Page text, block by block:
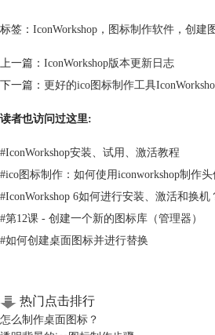
标签： IconWorkshop ， 图标制作软件 ， 创建
上一篇： IconWorkshop版本更新日志
下一篇： 更好的ico图标制作工具
读者也访问过这里:
#IconWorkshop安装、试用、激活教程
#ico图标制作：如何使用iconworkshop制作
#IconWorkshop 6如何进行安装、激活和换机
#第12课 - 创建一个新的图标库（管理器）
#如何创建桌面图标并进行替换
热门点击排行
怎么制作桌面图标？